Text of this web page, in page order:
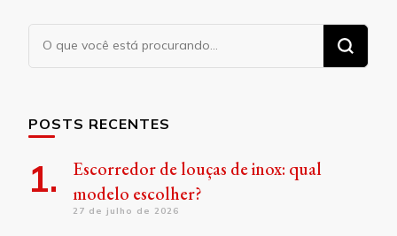
Procurando
POSTS RECENTES
Escorredor de louças de inox: qual
modelo escolher?
27 de julho de 2026